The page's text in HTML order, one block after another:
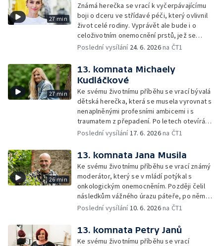
27 min
Známá herečka se vrací k vyčerpávajícímu
boji o dceru ve střídavé péči, který ovlivnil
život celé rodiny. Vyprávět ale bude i o
celoživotním onemocnění prstů, jež se
vlivem dlouhodobého stresu a soudních
Poslední vysílání 24. 6. 2026na ČT1
27 min
13. komnata Michaely
Kudláčkové
Ke svému životnímu příběhu se vrací bývalá
dětská herečka, která se musela vyrovnat s
nenaplněnými profesními ambicemi i s
traumatem z přepadení. Po letech otevírá
téma osobní bezpečnosti, viny a cesty k
Poslední vysílání17. 6. 2026na ČT1
26 min
13. komnata Jana Musila
Ke svému životnímu příběhu se vrací známý
moderátor, který se v mládí potýkal s
onkologickým onemocněním. Později čelil
následkům vážného úrazu páteře, po němž
mu hrozilo ochrnutí. Nakonec se ale dokázal
Poslední vysílání10. 6. 2026na ČT1
13. komnata Petry Janů
Ke svému životnímu příběhu se vrací